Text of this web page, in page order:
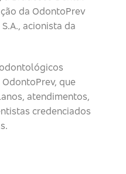
da OdontoPrev
acionista da
que
atendimentos,
credenciados